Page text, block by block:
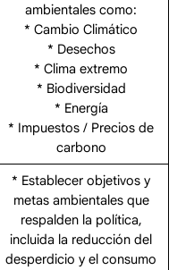
ambientales como:
* Cambio Climático
* Desechos
* Clima extremo
* Biodiversidad
* Energía
* Impuestos / Precios de
carbono
* Establecer objetivos y
metas ambientales que
respalden la política,
incluida la reducción del
desperdicio y el consumo